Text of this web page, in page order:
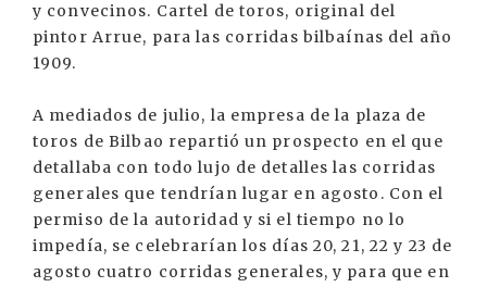
y convecinos. Cartel de toros, original del
pintor Arrue, para las corridas bilbaínas del año
1909.
A mediados de julio, la empresa de la plaza de
toros de Bilbao repartió un prospecto en el que
detallaba con todo lujo de detalles las corridas
generales que tendrían lugar en agosto. Con el
permiso de la autoridad y si el tiempo no lo
impedía, se celebrarían los días 20, 21, 22 y 23 de
agosto cuatro corridas generales, y para que en